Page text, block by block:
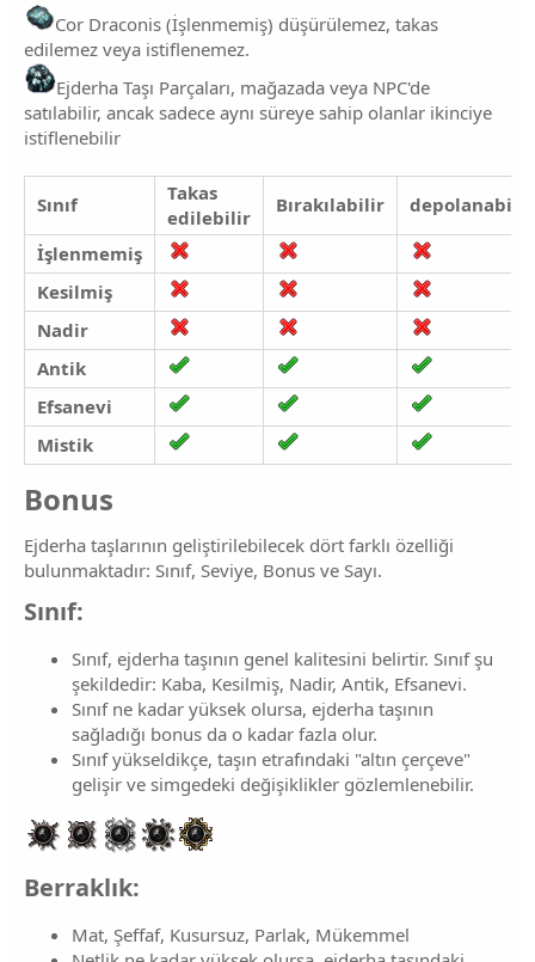
Cor Draconis (İşlenmemiş) düşürülemez, takas
edilemez veya istiflenemez.
Ejderha Taşı Parçaları, mağazada veya NPC'de
satılabilir, ancak sadece aynı süreye sahip olanlar ikinciye
istiflenebilir
Sınıf
Takas
edilebilir
Bırakılabilir depolanabilir
İşlenmemiş
Kesilmiş
Nadir
Antik
Efsanevi
Mistik
Bonus​
Ejderha taşlarının geliştirilebilecek dört farklı özelliği
bulunmaktadır: Sınıf, Seviye, Bonus ve Sayı.
Sınıf:
Sınıf, ejderha taşının genel kalitesini belirtir. Sınıf şu
şekildedir: Kaba, Kesilmiş, Nadir, Antik, Efsanevi.
Sınıf ne kadar yüksek olursa, ejderha taşının
sağladığı bonus da o kadar fazla olur.
Sınıf yükseldikçe, taşın etrafındaki "altın çerçeve"
gelişir ve simgedeki değişiklikler gözlemlenebilir.
Berraklık:​
Mat, Şeffaf, Kusursuz, Parlak, Mükemmel